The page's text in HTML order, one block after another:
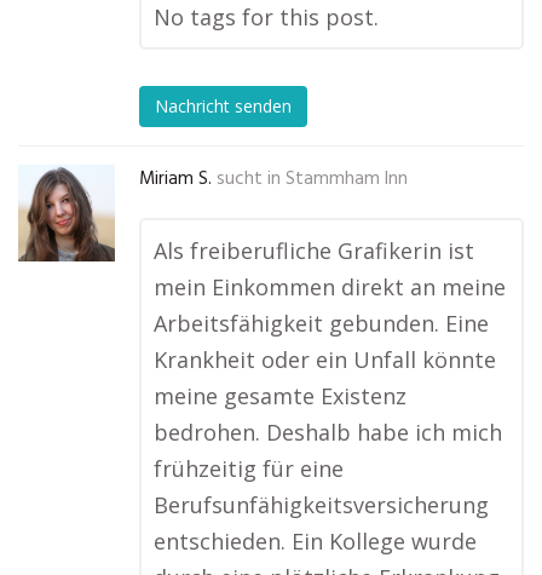
No tags for this post.
Nachricht senden
Miriam S. sucht in Stammham Inn
Als freiberufliche Grafikerin ist
mein Einkommen direkt an meine
Arbeitsfähigkeit gebunden. Eine
Krankheit oder ein Unfall könnte
meine gesamte Existenz
bedrohen. Deshalb habe ich mich
frühzeitig für eine
Berufsunfähigkeitsversicherung
entschieden. Ein Kollege wurde